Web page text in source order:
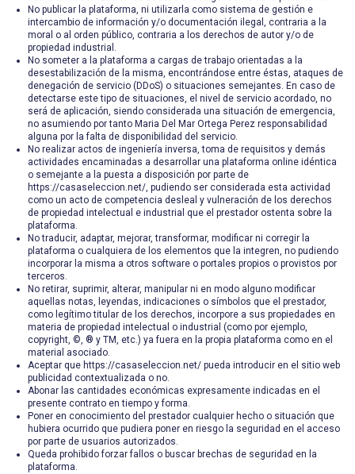
No publicar la plataforma, ni utilizarla como sistema de gestión e
intercambio de información y/o documentación ilegal, contraria a la
moral o al orden público, contraria a los derechos de autor y/o de
propiedad industrial.
No someter a la plataforma a cargas de trabajo orientadas a la
desestabilización de la misma, encontrándose entre éstas, ataques de
denegación de servicio (DDoS) o situaciones semejantes. En caso de
detectarse este tipo de situaciones, el nivel de servicio acordado, no
será de aplicación, siendo considerada una situación de emergencia,
no asumiendo por tanto Maria Del Mar Ortega Perez responsabilidad
alguna por la falta de disponibilidad del servicio.
No realizar actos de ingeniería inversa, toma de requisitos y demás
actividades encaminadas a desarrollar una plataforma online idéntica
o semejante a la puesta a disposición por parte de
https://casaseleccion.net/, pudiendo ser considerada esta actividad
como un acto de competencia desleal y vulneración de los derechos
de propiedad intelectual e industrial que el prestador ostenta sobre la
plataforma.
No traducir, adaptar, mejorar, transformar, modificar ni corregir la
plataforma o cualquiera de los elementos que la integren, no pudiendo
incorporar la misma a otros software o portales propios o provistos por
terceros.
No retirar, suprimir, alterar, manipular ni en modo alguno modificar
aquellas notas, leyendas, indicaciones o símbolos que el prestador,
como legítimo titular de los derechos, incorpore a sus propiedades en
materia de propiedad intelectual o industrial (como por ejemplo,
copyright, ©, ® y TM, etc.) ya fuera en la propia plataforma como en el
material asociado.
Aceptar que https://casaseleccion.net/ pueda introducir en el sitio web
publicidad contextualizada o no.
Abonar las cantidades económicas expresamente indicadas en el
presente contrato en tiempo y forma.
Poner en conocimiento del prestador cualquier hecho o situación que
hubiera ocurrido que pudiera poner en riesgo la seguridad en el acceso
por parte de usuarios autorizados.
Queda prohibido forzar fallos o buscar brechas de seguridad en la
plataforma.